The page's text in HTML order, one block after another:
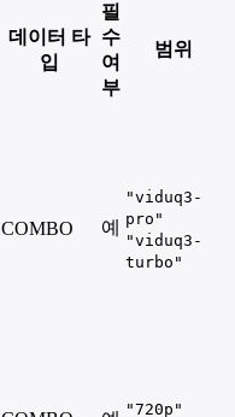
데이터 타
입
필
수
여
부
범위
COMBO 예
"viduq3-
pro"
"viduq3-
turbo"
"720p"